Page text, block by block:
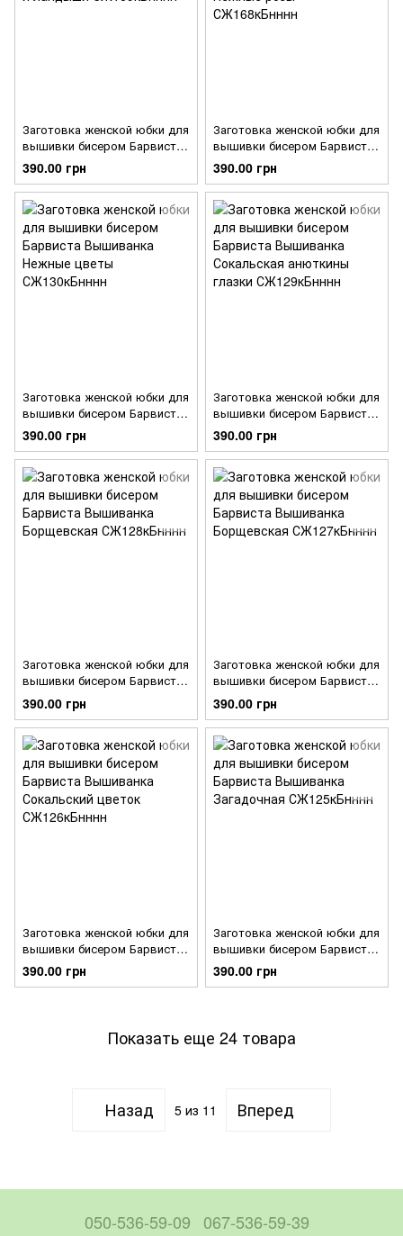
Заготовка женской юбки для
вышивки бисером Барвиста
Вышиванка Розы и ландыши
СЖ169кБнннн
390.00 грн
Заготовка женской юбки для
вышивки бисером Барвиста
Вышиванка Нежные розы
СЖ168кБнннн
390.00 грн
Заготовка женской юбки для
вышивки бисером Барвиста
Вышиванка Нежные цветы
СЖ130кБнннн
390.00 грн
Заготовка женской юбки для
вышивки бисером Барвиста
Вышиванка Сокальская
анюткины глазки
СЖ129кБнннн
390.00 грн
Заготовка женской юбки для
вышивки бисером Барвиста
Вышиванка Борщевская
СЖ128кБнннн
390.00 грн
Заготовка женской юбки для
вышивки бисером Барвиста
Вышиванка Борщевская
СЖ127кБнннн
390.00 грн
Заготовка женской юбки для
вышивки бисером Барвиста
Вышиванка Сокальский
цветок СЖ126кБнннн
390.00 грн
Заготовка женской юбки для
вышивки бисером Барвиста
Вышиванка Загадочная
СЖ125кБнннн
390.00 грн
Показать еще 24 товара
Назад 5 из 11 Вперед
050-536-59-09 067-536-59-39